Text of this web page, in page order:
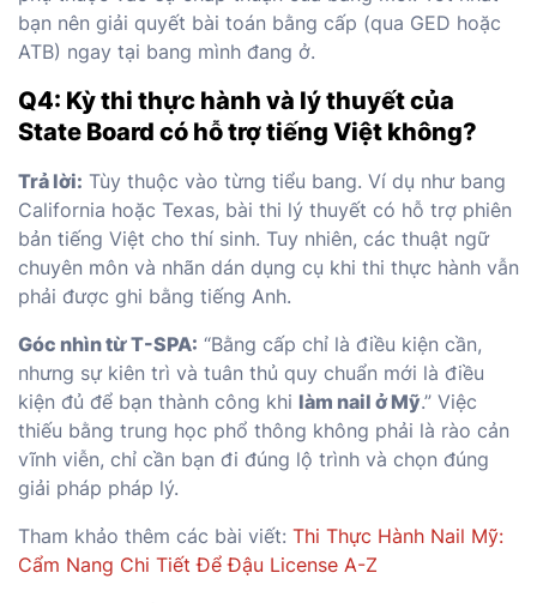
bạn nên giải quyết bài toán bằng cấp (qua GED hoặc
ATB) ngay tại bang mình đang ở.
Q4: Kỳ thi thực hành và lý thuyết của
State Board có hỗ trợ tiếng Việt không?
Trả lời: Tùy thuộc vào từng tiểu bang. Ví dụ như bang
California hoặc Texas, bài thi lý thuyết có hỗ trợ phiên
bản tiếng Việt cho thí sinh. Tuy nhiên, các thuật ngữ
chuyên môn và nhãn dán dụng cụ khi thi thực hành vẫn
phải được ghi bằng tiếng Anh.
Góc nhìn từ T-SPA: “Bằng cấp chỉ là điều kiện cần,
nhưng sự kiên trì và tuân thủ quy chuẩn mới là điều
kiện đủ để bạn thành công khi làm nail ở Mỹ.” Việc
thiếu bằng trung học phổ thông không phải là rào cản
vĩnh viễn, chỉ cần bạn đi đúng lộ trình và chọn đúng
giải pháp pháp lý.
Tham khảo thêm các bài viết: Thi Thực Hành Nail Mỹ:
Cẩm Nang Chi Tiết Để Đậu License A-Z